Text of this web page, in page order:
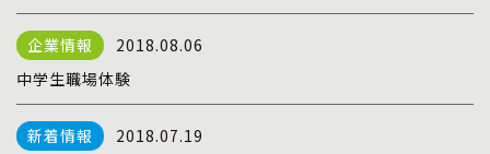
2018.08.06
中学生職場体験
2018.07.19